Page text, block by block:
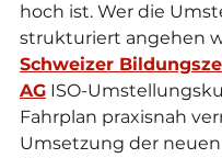
hoch ist. Wer die
strukturiert angehen
Schweizer
AG ISO-
Fahrplan praxisnah
Umsetzung der neuen